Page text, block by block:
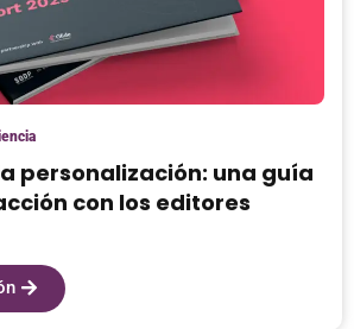
personalización: una guía
con los editores